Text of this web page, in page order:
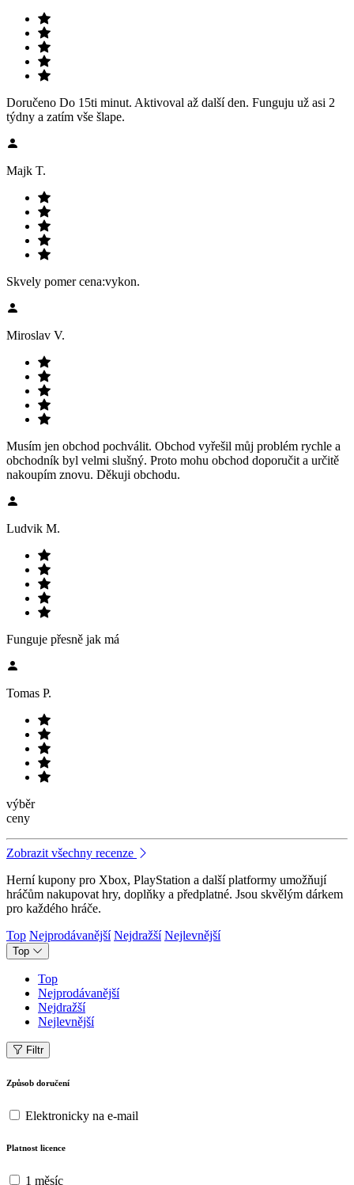
Doručeno Do 15ti minut. Aktivoval až další den. Funguju už asi 2
týdny a zatím vše šlape.
Majk T.
Skvely pomer cena:vykon.
Miroslav V.
Musím jen obchod pochválit. Obchod vyřešil můj problém rychle a
obchodník byl velmi slušný. Proto mohu obchod doporučit a určitě
nakoupím znovu. Děkuji obchodu.
Ludvik M.
Funguje přesně jak má
Tomas P.
výběr
ceny
Zobrazit všechny recenze
Herní kupony pro Xbox, PlayStation a další platformy umožňují
hráčům nakupovat hry, doplňky a předplatné. Jsou skvělým dárkem
pro každého hráče.
Top Nejprodávanější Nejdražší Nejlevnější
Top
Top
Nejprodávanější
Nejdražší
Nejlevnější
Filtr
Způsob doručení
Elektronicky na e-mail
Platnost licence
1 měsíc